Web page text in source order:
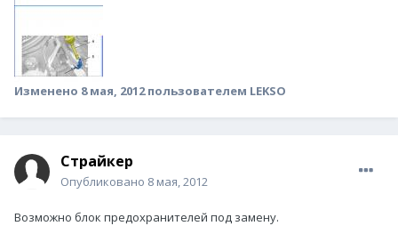
Изменено 8 мая, 2012пользователем LEKSO
Страйкер
Опубликовано 8 мая, 2012
Возможно блок предохранителей под замену.